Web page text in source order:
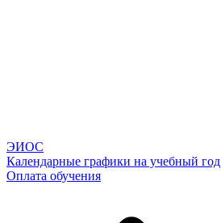
ЭИОС
Календарные графики на учебный год
Оплата обучения